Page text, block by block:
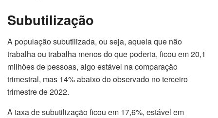
Subutilização
A população subutilizada, ou seja, aquela que não
trabalha ou trabalha menos do que poderia, ficou em 20,1
milhões de pessoas, algo estável na comparação
trimestral, mas 14% abaixo do observado no terceiro
trimestre de 2022.
A taxa de subutilização ficou em 17,6%, estável em